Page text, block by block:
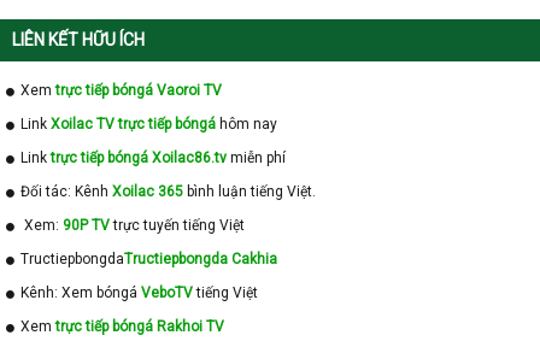
LIÊN KẾT HỮU ÍCH
Xemtrực tiếp bóngá Vaoroi TV
Link Xoilac TV trực tiếp bóngá hôm nay
Linktrực tiếp bóngá Xoilac86.tv miễn phí
Đối tác: Kênh Xoilac 365 bình luận tiếng Việt.
Xem: 90P TVtrực tuyến tiếng Việt
TructiepbongdaTructiepbongda Cakhia
Kênh: Xem bóngá VeboTVtiếng Việt
Xemtrực tiếp bóngá Rakhoi TV